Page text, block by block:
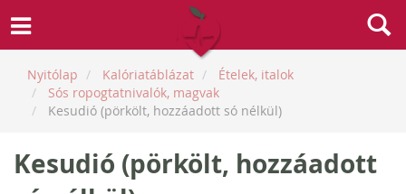
Nyitólap Kalóriatáblázat
Ételek, italok
Sós ropogtatnivalók, magvak
Kesudió (pörkölt, hozzáadott só nélkül)
Kesudió (pörkölt, hozzáadott